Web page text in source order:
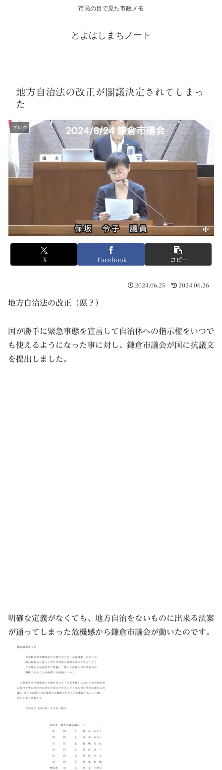
市民の目で見た市政メモ
とよはしまちノート
地方自治法の改正が閣議決定されてしまっ
た
ブログ
X Facebook コピー
2024.06.25 2024.06.26
地方自治法の改正（悪？）
国が勝手に緊急事態を宣言して自治体への指示権をいつで
も使えるようになった事に対し、鎌倉市議会が国に抗議文
を提出しました。
明確な定義がなくても、地方自治をないものに出来る法案
が通ってしまった危機感から鎌倉市議会が動いたのです。